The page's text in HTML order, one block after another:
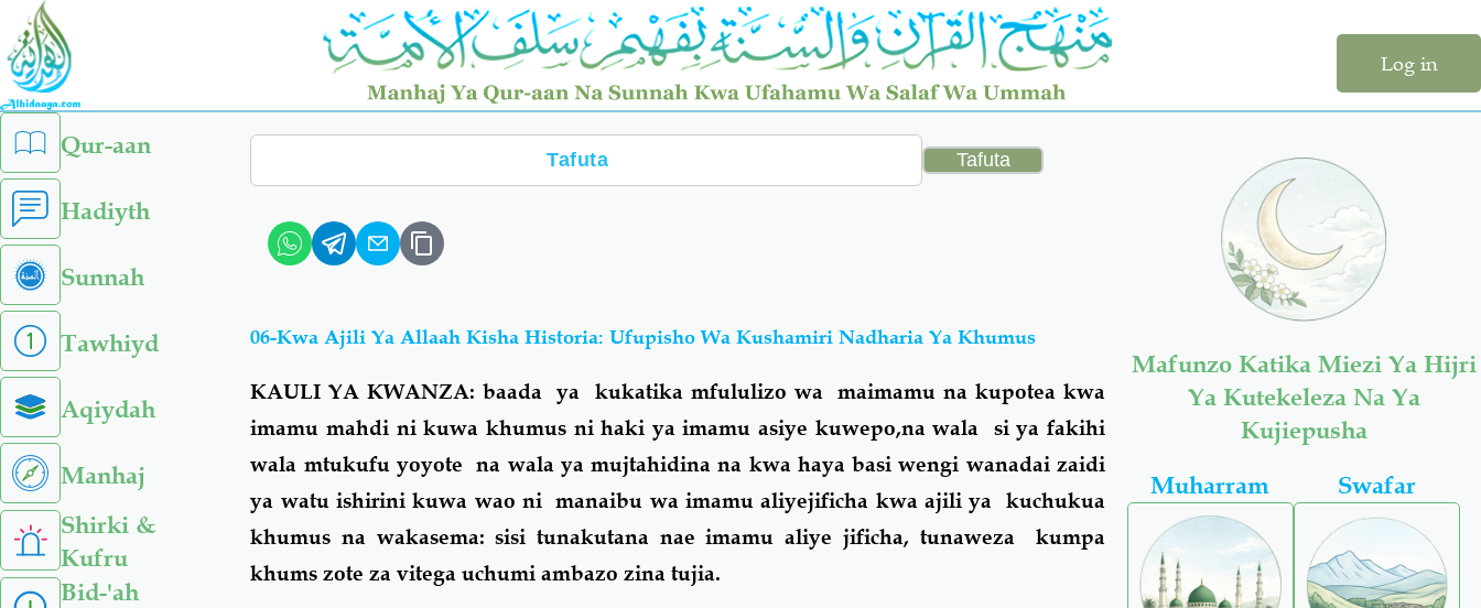
Skip
main
content
Log in
left
sidebar
menu
Qur-aan
Hadiyth
Sunnah
Tawhiyd
Aqiydah
Manhaj
Shirki &
Kufru
Bid-'ah
Search
06-Kwa Ajili Ya Allaah Kisha Historia: Ufupisho Wa Kushamiri Nadharia Ya Khumus
KAULI YA KWANZA: baada ya kukatika mfululizo wa maimamu na kupotea kwa
imamu mahdi ni kuwa khumus ni haki ya imamu asiye kuwepo,na wala si ya fakihi
wala mtukufu yoyote na wala ya mujtahidina na kwa haya basi wengi wanadai zaidi
ya watu ishirini kuwa wao ni manaibu wa imamu aliyejificha kwa ajili ya kuchukua
khumus na wakasema: sisi tunakutana nae imamu aliye jificha, tunaweza kumpa
khums zote za vitega uchumi ambazo zina tujia.
Mafunzo Katika Miezi Ya Hijri
Ya Kutekeleza Na Ya
Kujiepusha
Muharram
Swafar